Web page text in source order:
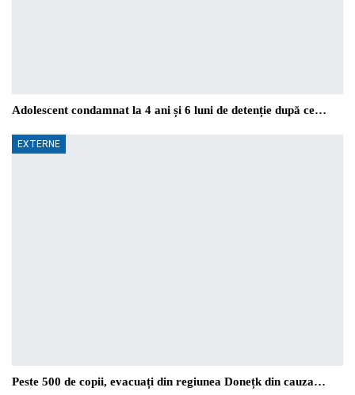
Adolescent condamnat la 4 ani și 6 luni de detenție după ce…
EXTERNE
Peste 500 de copii, evacuați din regiunea Donețk din cauza…